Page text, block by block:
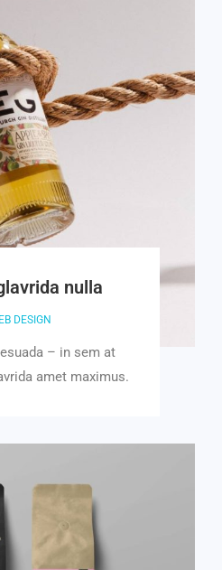
nulla
DESIGN
– in sem at
amet maximus.